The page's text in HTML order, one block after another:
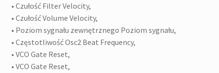
• Czułość Filter Velocity,
• Czułość Volume Velocity,
• Poziom sygnału zewnętrznego Poziom sygnału,
• Częstotliwość Osc2 Beat Frequency,
• VCO Gate Reset,
• VCO Gate Reset,